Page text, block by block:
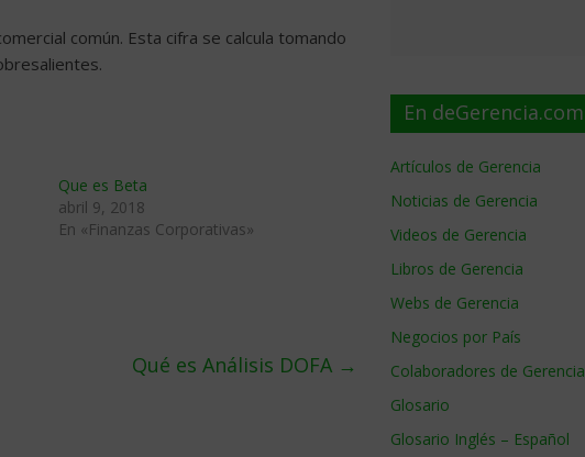
común. Esta cifra se calcula tomando
Que es Beta
abril 9, 2018
En «Finanzas Corporativas»
Qué es Análisis DOFA →
En deGerencia.com
Artículos de Gerencia
Noticias de Gerencia
Videos de Gerencia
Libros de Gerencia
Webs de Gerencia
Negocios por País
Colaboradores de Gerencia
Glosario
Glosario Inglés – Español